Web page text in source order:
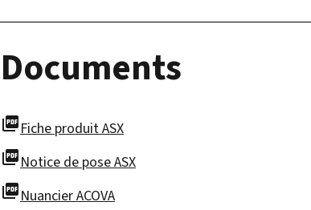
Documents
picture_as_pdfFiche produit ASX
picture_as_pdfNotice de pose ASX
picture_as_pdfNuancier ACOVA